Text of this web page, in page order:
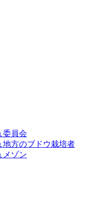
委員会
地方のブドウ栽培者
メゾン